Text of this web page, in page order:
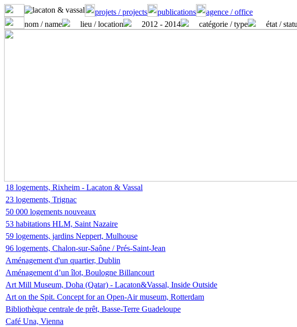
projets / projects publications agence / office
nom / name
lieu / location 2012 - 2014 catégorie / type état /
18 logements, Rixheim - Lacaton & Vassal
23 logements, Trignac
50 000 logements nouveaux
53 habitations HLM, Saint Nazaire
59 logements, jardins Neppert, Mulhouse
96 logements, Chalon-sur-Saône / Prés-Saint-Jean
Aménagement d'un quartier, Dublin
Aménagement d’un îlot, Boulogne Billancourt
Art Mill Museum, Doha (Qatar) - Lacaton&Vassal, Inside Outside
Art on the Spit. Concept for an Open-Air museum, Rotterdam
Bibliothèque centrale de prêt, Basse-Terre Guadeloupe
Café Una, Vienna